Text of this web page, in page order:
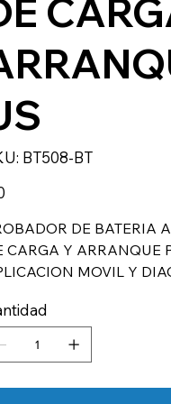
SKU
BT508-
BT508-BT
DE BATERIA
CARGA Y ARRANQUE
MOVIL Y